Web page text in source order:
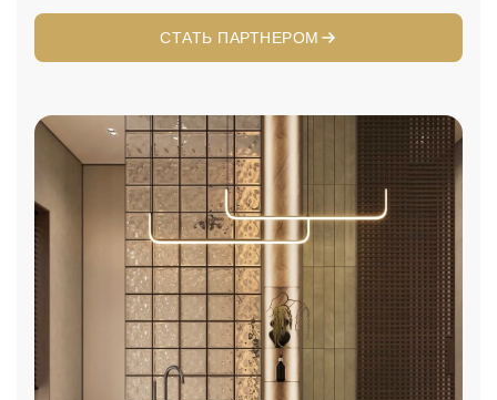
СТАТЬ ПАРТНЕРОМ